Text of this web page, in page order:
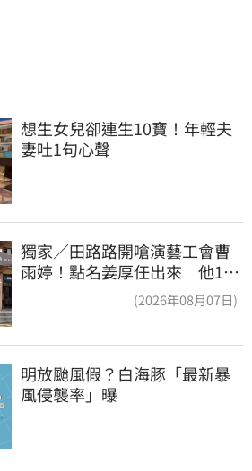
想生女兒卻連生10寶！年輕夫
妻吐1句心聲
獨家／田路路開嗆演藝工會曹
雨婷！點名姜厚任出來 他16
(2026年08月07日)
明放颱風假？白海豚「最新暴
風侵襲率」曝